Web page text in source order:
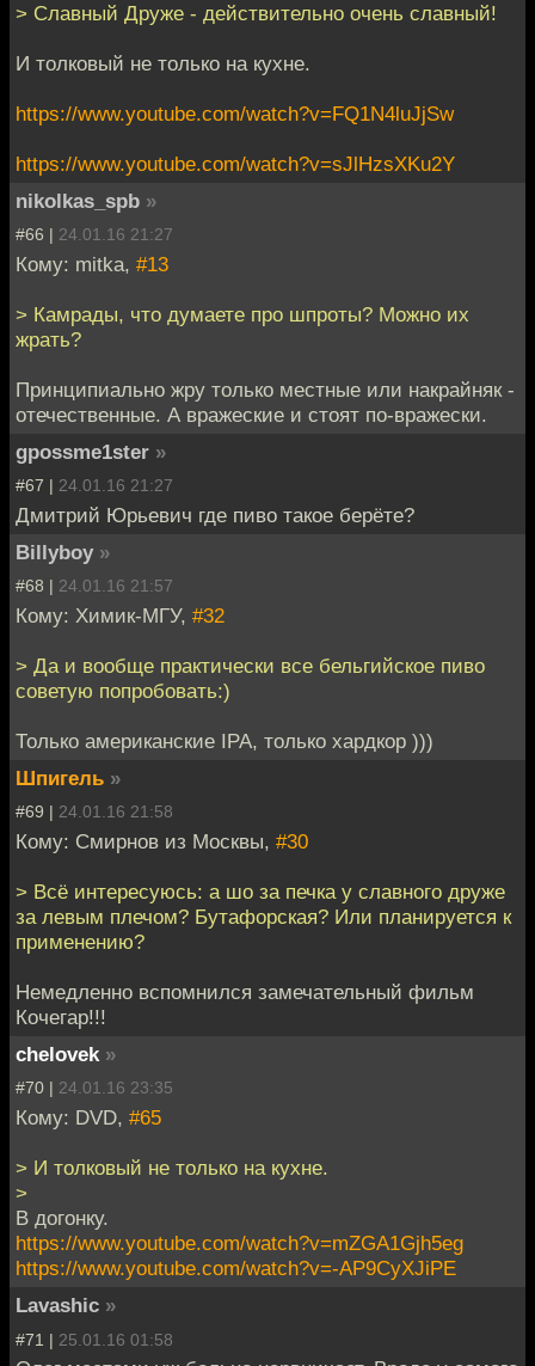
> Славный Друже - действительно очень славный!
И толковый не только на кухне.
https://www.youtube.com/watch?v=FQ1N4luJjSw
https://www.youtube.com/watch?v=sJlHzsXKu2Y
nikolkas_spb »
#66 | 24.01.16 21:27
Кому: mitka, #13
> Камрады, что думаете про шпроты? Можно их
жрать?
Принципиально жру только местные или накрайняк -
отечественные. А вражеские и стоят по-вражески.
gpossme1ster »
#67 | 24.01.16 21:27
Дмитрий Юрьевич где пиво такое берёте?
Billyboy »
#68 | 24.01.16 21:57
Кому: Химик-МГУ, #32
> Да и вообще практически все бельгийское пиво
советую попробовать:)
Только американские IPA, только хардкор )))
Шпигель »
#69 | 24.01.16 21:58
Кому: Смирнов из Москвы, #30
> Всё интересуюсь: а шо за печка у славного друже
за левым плечом? Бутафорская? Или планируется к
применению?
Немедленно вспомнился замечательный фильм
Кочегар!!!
chelovek »
#70 | 24.01.16 23:35
Кому: DVD, #65
> И толковый не только на кухне.
>
В догонку.
https://www.youtube.com/watch?v=mZGA1Gjh5eg
https://www.youtube.com/watch?v=-AP9CyXJiPE
Lavashic »
#71 | 25.01.16 01:58